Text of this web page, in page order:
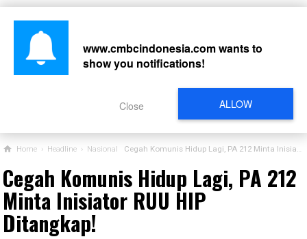
Home › Headline › Nasional Cegah Komunis Hidup Lagi, PA 212 Minta Inisiator RUU HIP Ditangkap!
Cegah Komunis Hidup Lagi, PA 212
Minta Inisiator RUU HIP
Ditangkap!
www.cmbcindonesia.comwants to
show you notifications!
ALLOW
Close